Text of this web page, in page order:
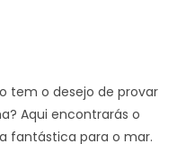
tem o desejo de provar
Aqui encontrarás o
fantástica para o mar.